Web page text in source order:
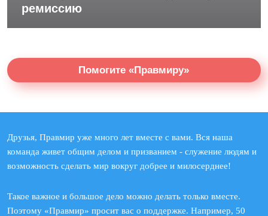
ремиссию
Помогите «Правмиру»
Друзья, Правмир уже много лет вместе с вами. Вся наша
команда живет общим делом и призванием - служение людям и
возможность сделать мир вокруг добрее и милосерднее!
Такое важное и большое дело можно делать только вместе.
Поэтому «Правмир» просит вас о поддержке. Например, 50